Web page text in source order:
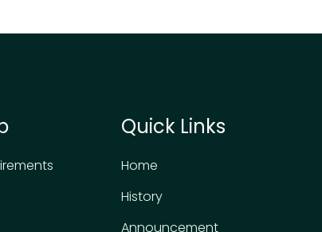
Quick Links
Home
History
Announcement